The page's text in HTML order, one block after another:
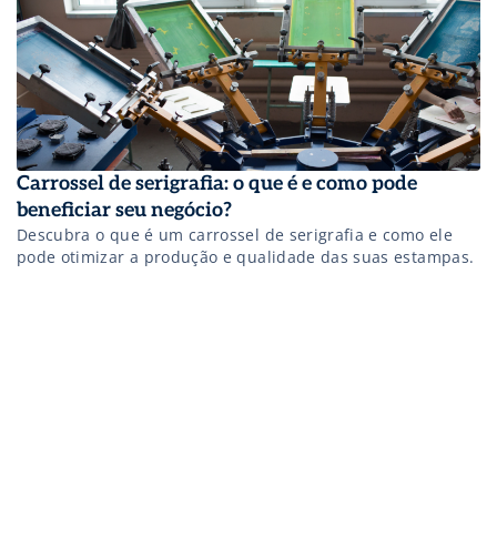
Carrossel de serigrafia: o que é e como pode
beneficiar seu negócio?
Descubra o que é um carrossel de serigrafia e como ele
pode otimizar a produção e qualidade das suas estampas.